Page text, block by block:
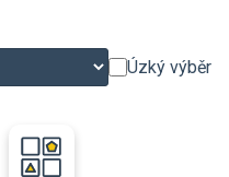
Úzký výběr